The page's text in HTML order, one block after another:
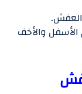
العفش.
والأخف